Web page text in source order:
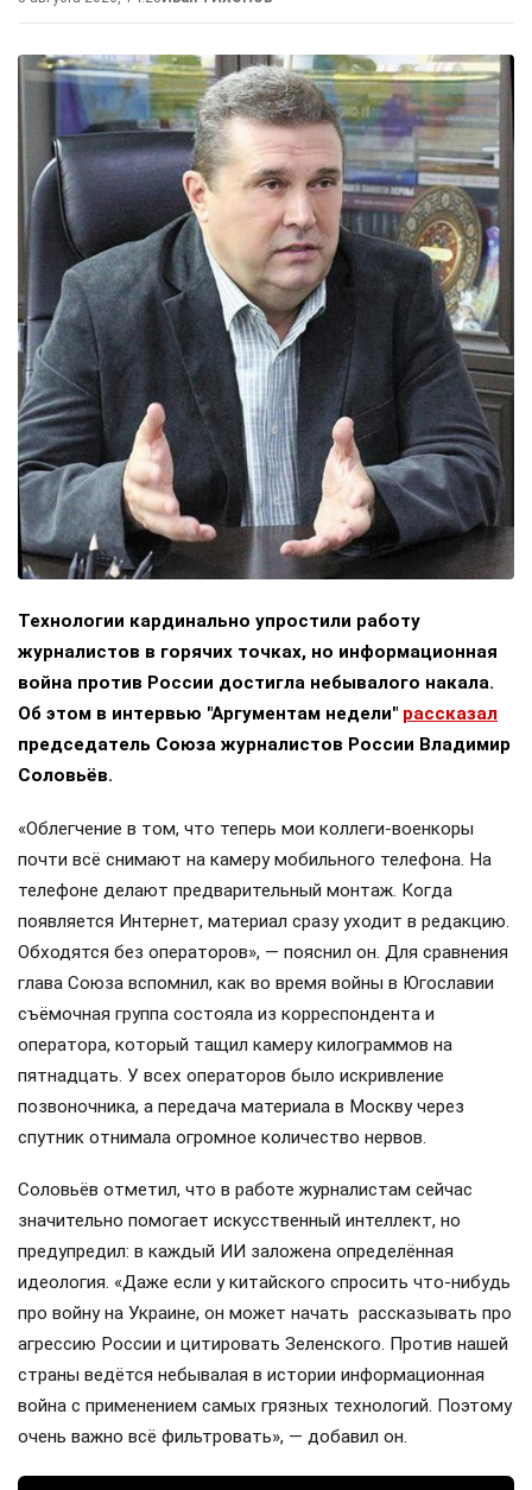
Технологии кардинально упростили работу
журналистов в горячих точках, но информационная
война против России достигла небывалого накала.
Об этом в интервью "Аргументам недели" рассказал
председатель Союза журналистов России Владимир
Соловьёв.
«Облегчение в том, что теперь мои коллеги-военкоры
почти всё снимают на камеру мобильного телефона. На
телефоне делают предварительный монтаж. Когда
появляется Интернет, материал сразу уходит в редакцию.
Обходятся без операторов», — пояснил он. Для сравнения
глава Союза вспомнил, как во время войны в Югославии
съёмочная группа состояла из корреспондента и
оператора, который тащил камеру килограммов на
пятнадцать. У всех операторов было искривление
позвоночника, а передача материала в Москву через
спутник отнимала огромное количество нервов.
Соловьёв отметил, что в работе журналистам сейчас
значительно помогает искусственный интеллект, но
предупредил: в каждый ИИ заложена определённая
идеология. «Даже если у китайского спросить что-нибудь
про войну на Украине, он может начать рассказывать про
агрессию России и цитировать Зеленского. Против нашей
страны ведётся небывалая в истории информационная
война с применением самых грязных технологий. Поэтому
очень важно всё фильтровать», — добавил он.